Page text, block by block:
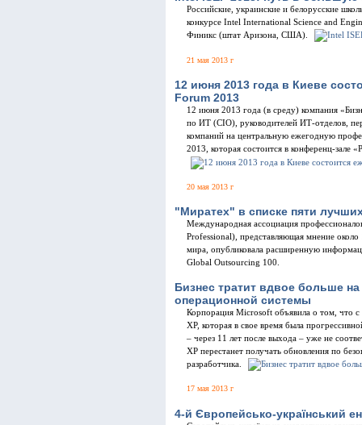
Российские, украинские и белорусские
конкурсе Intel International Science and
Финикс (штат Аризона, США).
21 мая 2013 г
12 июня 2013 года в Киеве
Forum 2013
12 июня 2013 года (в среду) компания
по ИТ (CIO), руководителей ИТ-отделов,
компаний на центральную ежегодную
2013, которая состоится в конференц-зале
20 мая 2013 г
"Миратех" в списке пяти
Международная ассоциация
Professional), представляющая мнение около
мира, опубликовала расширенную
Global Outsourcing 100.
Бизнес тратит вдвое больше
операционной системы
Корпорация Microsoft объявила о том, что с
XP, которая в свое время была
– через 11 лет после выхода – уже не
ХР перестанет получать обновления по
разработчика.
17 мая 2013 г
4-й Європейсько-український